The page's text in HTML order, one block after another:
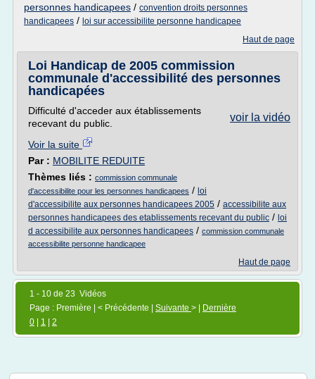
personnes handicapees / convention droits personnes
handicapees / loi sur accessibilite personne handicapee
Haut de page
Loi Handicap de 2005 commission
communale d'accessibilité des personnes
handicapées
voir la vidéo
Difficulté d'acceder aux établissements
recevant du public.
Voir la suite
Par : MOBILITE REDUITE
Thèmes liés : commission communale
d'accessibilite pour les personnes handicapees / loi
d'accessibilite aux personnes handicapees 2005 / accessibilite aux
personnes handicapees des etablissements recevant du public / loi
d accessibilite aux personnes handicapees / commission communale
accessibilite personne handicapee
Haut de page
1 - 10 de 23 Vidéos
Page : Première | < Précédente | Suivante > |
Dernière
0
1 2